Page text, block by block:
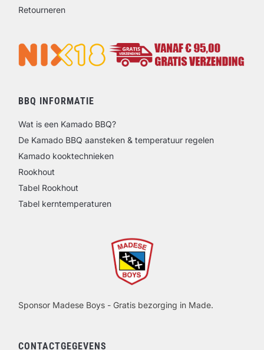
Retourneren
BBQ INFORMATIE
Wat is een Kamado BBQ?
De Kamado BBQ aansteken & temperatuur regelen
Kamado kooktechnieken
Rookhout
Tabel Rookhout
Tabel kerntemperaturen
Sponsor Madese Boys - Gratis bezorging in Made.
CONTACTGEGEVENS